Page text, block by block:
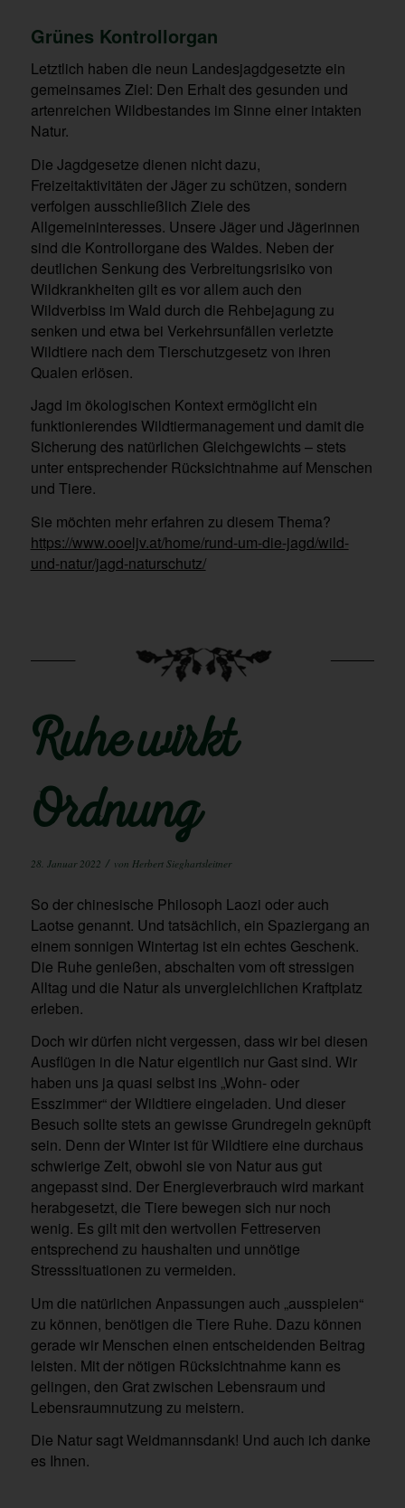
Grünes Kontrollorgan
Letztlich haben die neun Landesjagdgesetzte ein
gemeinsames Ziel: Den Erhalt des gesunden und
artenreichen Wildbestandes im Sinne einer intakten
Natur.
Die Jagdgesetze dienen nicht dazu,
Freizeitaktivitäten der Jäger zu schützen, sondern
verfolgen ausschließlich Ziele des
Allgemeininteresses. Unsere Jäger und Jägerinnen
sind die Kontrollorgane des Waldes. Neben der
deutlichen Senkung des Verbreitungsrisiko von
Wildkrankheiten gilt es vor allem auch den
Wildverbiss im Wald durch die Rehbejagung zu
senken und etwa bei Verkehrsunfällen verletzte
Wildtiere nach dem Tierschutzgesetz von ihren
Qualen erlösen.
Jagd im ökologischen Kontext ermöglicht ein
funktionierendes Wildtiermanagement und damit die
Sicherung des natürlichen Gleichgewichts – stets
unter entsprechender Rücksichtnahme auf Menschen
und Tiere.
Sie möchten mehr erfahren zu diesem Thema?
https://www.ooeljv.at/home/rund-um-die-jagd/wild-
und-natur/jagd-naturschutz/
Ruhe wirkt
Ordnung
28. Januar 2022 / von Herbert Sieghartsleitner
So der chinesische Philosoph Laozi oder auch
Laotse genannt. Und tatsächlich, ein Spaziergang an
einem sonnigen Wintertag ist ein echtes Geschenk.
Die Ruhe genießen, abschalten vom oft stressigen
Alltag und die Natur als unvergleichlichen Kraftplatz
erleben.
Doch wir dürfen nicht vergessen, dass wir bei diesen
Ausflügen in die Natur eigentlich nur Gast sind. Wir
haben uns ja quasi selbst ins „Wohn- oder
Esszimmer“ der Wildtiere eingeladen. Und dieser
Besuch sollte stets an gewisse Grundregeln geknüpft
sein. Denn der Winter ist für Wildtiere eine durchaus
schwierige Zeit, obwohl sie von Natur aus gut
angepasst sind. Der Energieverbrauch wird markant
herabgesetzt, die Tiere bewegen sich nur noch
wenig. Es gilt mit den wertvollen Fettreserven
entsprechend zu haushalten und unnötige
Stresssituationen zu vermeiden.
Um die natürlichen Anpassungen auch „ausspielen“
zu können, benötigen die Tiere Ruhe. Dazu können
gerade wir Menschen einen entscheidenden Beitrag
leisten. Mit der nötigen Rücksichtnahme kann es
gelingen, den Grat zwischen Lebensraum und
Lebensraumnutzung zu meistern.
Die Natur sagt Weidmannsdank! Und auch ich danke
es Ihnen.